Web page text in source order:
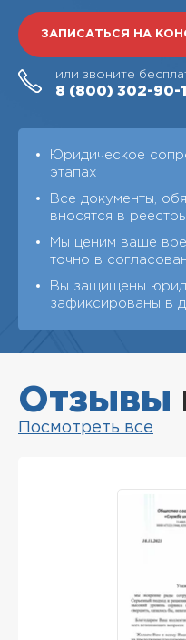
ЗАПИСАТЬСЯ НА
или звоните
8 (800) 302-90-
Юридическое
этапах
Все документы,
вносятся в
Мы ценим ваше
точно в
Вы защищены
зафиксированы в
Отзывы
Посмотреть все